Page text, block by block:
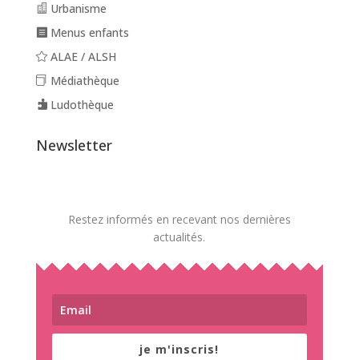
Urbanisme
Menus enfants
ALAE / ALSH
Médiathèque
Ludothèque
Newsletter
Restez informés en recevant nos dernières
actualités.
je m'inscris!